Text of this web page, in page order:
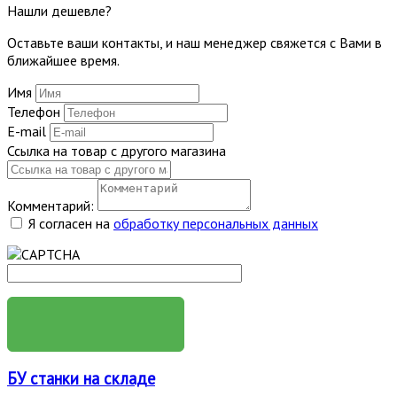
Нашли дешевле?
Оставьте ваши контакты, и наш менеджер свяжется с Вами в
ближайшее время.
Имя
Телефон
E-mail
Ссылка на товар с другого магазина
Комментарий:
Я согласен на обработку персональных данных
БУ станки на складе